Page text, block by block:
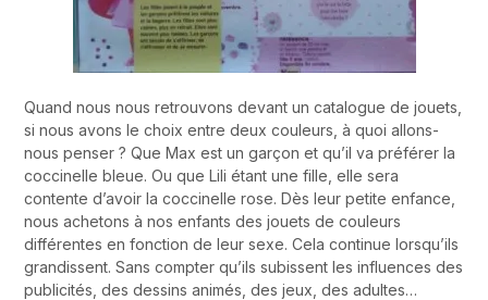
Quand nous nous retrouvons devant un catalogue de jouets,
si nous avons le choix entre deux couleurs, à quoi allons-
nous penser ? Que Max est un garçon et qu’il va préférer la
coccinelle bleue. Ou que Lili étant une fille, elle sera
contente d’avoir la coccinelle rose. Dès leur petite enfance,
nous achetons à nos enfants des jouets de couleurs
différentes en fonction de leur sexe. Cela continue lorsqu’ils
grandissent. Sans compter qu’ils subissent les influences des
publicités, des dessins animés, des jeux, des adultes…